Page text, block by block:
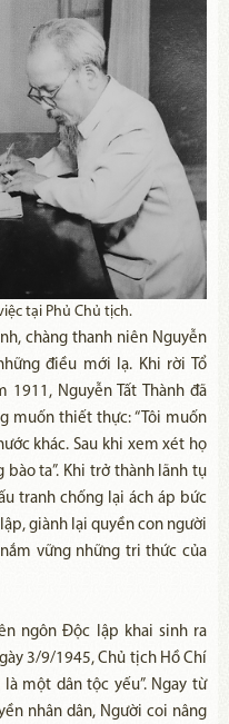
tại Phủ Chủ tịch.
chàng thanh niên Nguyễn
điều mới lạ. Khi rời Tổ
Nguyễn Tất Thành đã
muốn thiết thực: “Tôi muốn
khác. Sau khi xem xét họ
ta”. Khi trở thành lãnh tụ
tranh chống lại ách áp bức
giành lại quyền con người
vững những tri thức của
ngôn Độc lập khai sinh ra
3/9/1945, Chủ tịch Hồ Chí
một dân tộc yếu”. Ngay từ
nhân dân, Người coi nâng